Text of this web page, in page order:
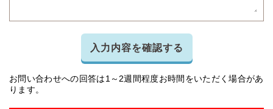
入力内容を確認する
お問い合わせへの回答は1～2週間程度お時間をいただく場合があ
ります。